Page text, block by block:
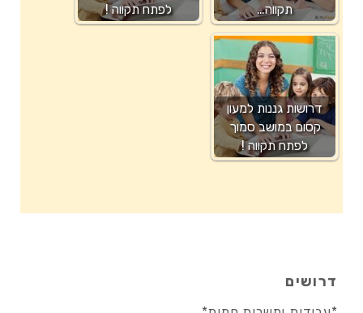
תקווה…
לפתח תקווה !
דרושות גננות למעון
קסום במושב סמוך
לפתח תקווה !
דרושים